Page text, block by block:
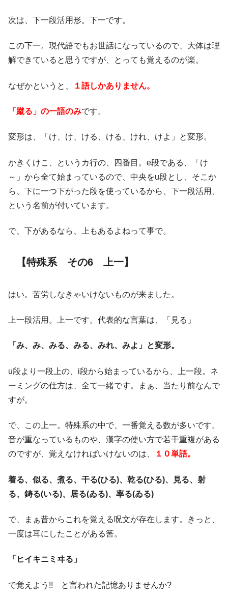
次は、下一段活用形。下一です。
この下一。現代語でもお世話になっているので、大体は理
解できていると思うですが、とっても覚えるのが楽。
なぜかというと、 １語しかありません。
「蹴る」の一語のみです。
変形は、「け、け、ける、ける、けれ、けよ」と変形。
かきくけこ、というカ行の、四番目。e段である、「け
～」から全て始まっているので、中央をu段とし、そこか
ら、下に一つ下がった段を使っているから、下一段活用、
という名前が付いています。
で、下があるなら、上もあるよねって事で。
【特殊系 その6 上一】
はい。苦労しなきゃいけないものが来ました。
上一段活用。上一です。代表的な言葉は、「見る」
「み、み、みる、みる、みれ、みよ」と変形。
u段より一段上の、i段から始まっているから、上一段。ネ
ーミングの仕方は、全て一緒です。まぁ、当たり前なんで
すが。
で、この上一。特殊系の中で、一番覚える数が多いです。
音が重なっているものや、漢字の使い方で若干重複がある
のですが、覚えなければいけないのは、
１０単語。
着る、似る、煮る、干る(ひる)、乾る(ひる)、見る、射
る、鋳る(いる)、居る(ゐる)、率る(ゐる)
で、まぁ昔からこれを覚える呪文が存在します。きっと、
一度は耳にしたことがある筈。
「ヒイキニミヰる」
で覚えよう!! と言われた記憶ありませんか?